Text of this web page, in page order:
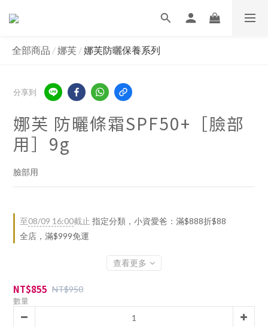
全部商品 /娜芙 /娜芙防曬保養系列
分享到
娜芙 防曬條霜SPF50+［臉部
用］9g
臉部用
至08/09 16:00截止 指定分類，小資愛爸：滿$888折$88
全店，滿$999免運
查看更多
NT$855 NT$950
數量